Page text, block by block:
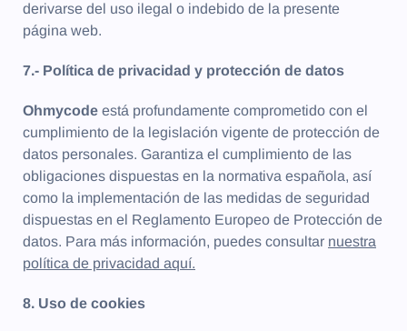
derivarse del uso ilegal o indebido de la presente
página web.
7.- Política de privacidad y protección de datos
Ohmycode está profundamente comprometido con el
cumplimiento de la legislación vigente de protección de
datos personales. Garantiza el cumplimiento de las
obligaciones dispuestas en la normativa española, así
como la implementación de las medidas de seguridad
dispuestas en el Reglamento Europeo de Protección de
datos. Para más información, puedes consultar nuestra
política de privacidad aquí.
8. Uso de cookies